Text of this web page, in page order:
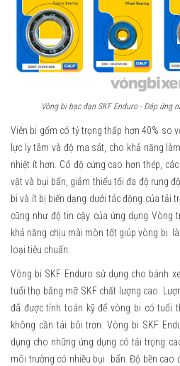
Vòng bi bạc đạn SKF Enduro - Đáp ứng
Viên bi gốm có tỷ trọng thấp hơn 40% so
lực ly tâm và độ ma sát, cho khả năng
nhiệt ít hơn. Có độ cứng cao hơn thép,
vật và bụi bẩn, giảm thiểu tối đa độ rung
bi và ít bị biến dạng dưới tác động của tải
cũng như độ tin cậy của ứng dụng Vòng
khả năng chịu mài mòn tốt giúp vòng bi
loại tiêu chuẩn.
Vòng bi SKF Enduro sử dụng cho bánh
tuổi thọ bằng mỡ SKF chất lượng cao.
đã được tính toán kỹ để vòng bi có tuổi
không cần tái bôi trơn. Vòng bi SKF
dụng cho những ứng dụng có tải trọng
môi trường có nhiều bụi bẩn. Độ bền cao